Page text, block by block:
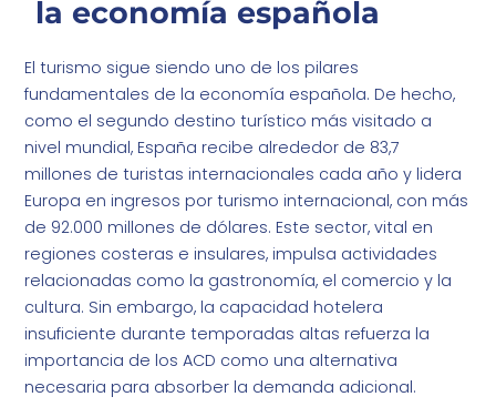
la economía española
El turismo sigue siendo uno de los pilares
fundamentales de la economía española. De hecho,
como el segundo destino turístico más visitado a
nivel mundial, España recibe alrededor de 83,7
millones de turistas internacionales cada año y lidera
Europa en ingresos por turismo internacional, con más
de 92.000 millones de dólares. Este sector, vital en
regiones costeras e insulares, impulsa actividades
relacionadas como la gastronomía, el comercio y la
cultura. Sin embargo, la capacidad hotelera
insuficiente durante temporadas altas refuerza la
importancia de los ACD como una alternativa
necesaria para absorber la demanda adicional.